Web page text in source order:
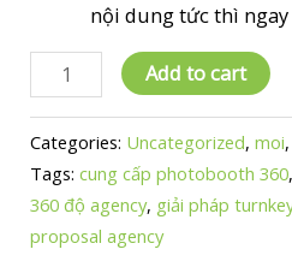
nội dung tức thì
Dịch
Vụ
Độ
Gói
Add to cart
Categories: Uncategorized,moi,
Tags:cung cấp photobooth 360,
360 độ agency, giải pháp
proposal agency